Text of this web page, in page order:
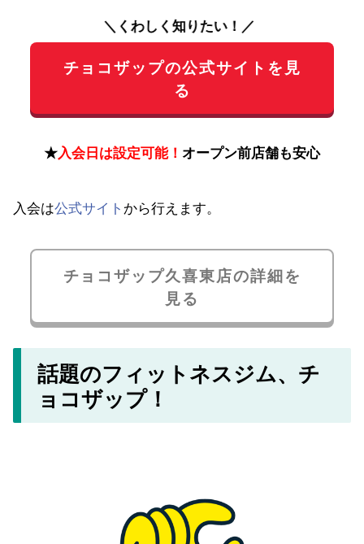
＼くわしく知りたい！／
チョコザップの公式サイトを見
る
★入会日は設定可能！ オープン前店舗も安心
入会は公式サイト から行えます。
チョコザップ久喜東店の詳細を
見る
話題のフィットネスジム、チ
ョコザップ！